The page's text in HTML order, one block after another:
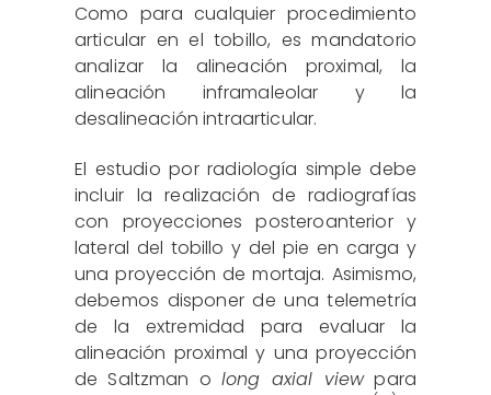
Como para cualquier procedimiento
articular en el tobillo, es mandatorio
analizar la alineación proximal, la
alineación inframaleolar y la
desalineación intraarticular.
El estudio por radiología simple debe
incluir la realización de radiografías
con proyecciones posteroanterior y
lateral del tobillo y del pie en carga y
una proyección de mortaja. Asimismo,
debemos disponer de una telemetría
de la extremidad para evaluar la
alineación proximal y una proyección
de Saltzman olong axial viewpara